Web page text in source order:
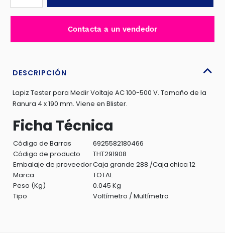
PRUEBA
4X190MM
THT291908
cantidad
Contacta a un vendedor
DESCRIPCIÓN
Lapiz Tester para Medir Voltaje AC 100-500 V. Tamaño de la
Ranura 4 x 190 mm. Viene en Blister.
Ficha Técnica
Código de Barras
6925582180466
Código de producto
THT291908
Embalaje de proveedorCaja grande 288 /Caja chica 12
Marca
TOTAL
Peso (Kg)
0.045 Kg
Tipo
Voltímetro / Multímetro